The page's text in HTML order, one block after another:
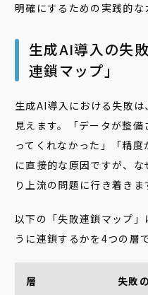
明確にするための実践的な
生成AI導入の失
連鎖マップ」
生成AI導入における失敗
見えます。「データが整
ってくれなかった」「精
に直接的な原因ですが、
り上流の問題に行き着きま
以下の「失敗連鎖マップ
うに連鎖するかを4つの層
層 失敗